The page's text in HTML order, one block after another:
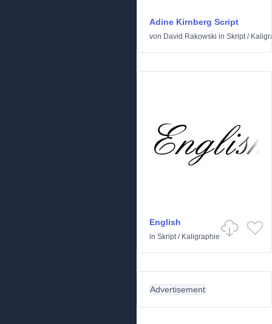
Adine Kirnberg Script
von David Rakowski in Skript/
English
in Skript/ Kaligraphie
Advertisement